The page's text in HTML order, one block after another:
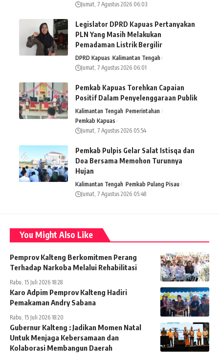
Jumat, 7 Agustus 2026 06:03
Legislator DPRD Kapuas Pertanyakan
PLN Yang Masih Melakukan
Pemadaman Listrik Bergilir
DPRD Kapuas Kalimantan Tengah
Jumat, 7 Agustus 2026 06:01
Pemkab Kapuas Torehkan Capaian
Positif Dalam Penyelenggaraan Publik
Kalimantan Tengah Pemerintahan
Pemkab Kapuas
Jumat, 7 Agustus 2026 05:54
Pemkab Pulpis Gelar Salat Istisqa dan
Doa Bersama Memohon Turunnya
Hujan
Kalimantan Tengah Pemkab Pulang Pisau
Jumat, 7 Agustus 2026 05:48
You Might Also Like
Pemprov Kalteng Berkomitmen Perang
Terhadap Narkoba Melalui Rehabilitasi
Rabu, 15 Juli 2026 18:28
Karo Adpim Pemprov Kalteng Hadiri
Pemakaman Andry Sabana
Rabu, 15 Juli 2026 18:20
Gubernur Kalteng : Jadikan Momen Natal
Untuk Menjaga Kebersamaan dan
Kolaborasi Membangun Daerah